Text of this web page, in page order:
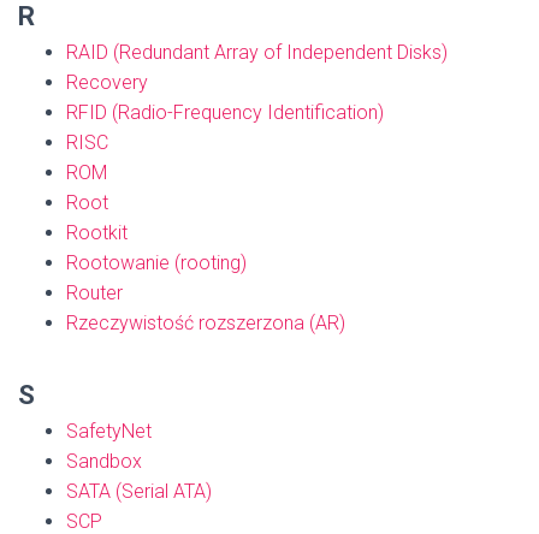
R
RAID (Redundant Array of Independent Disks)
Recovery
RFID (Radio-Frequency Identification)
RISC
ROM
Root
Rootkit
Rootowanie (rooting)
Router
Rzeczywistość rozszerzona (AR)
S
SafetyNet
Sandbox
SATA (Serial ATA)
SCP